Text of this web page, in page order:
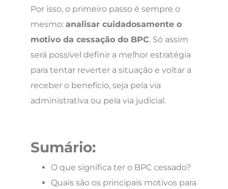
Por isso, o primeiro passo é sempre o
mesmo: analisar cuidadosamente o
motivo da cessação do BPC. Só assim
será possível definir a melhor estratégia
para tentar reverter a situação e voltar a
receber o benefício, seja pela via
administrativa ou pela via judicial.
Sumário:
O que significa ter o BPC cessado?
Quais são os principais motivos para